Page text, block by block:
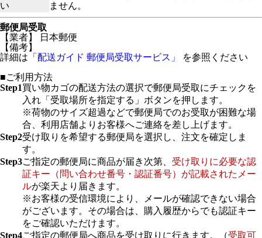
い
ません。
郵便局受取
【業者】 日本郵便
【備考】
詳細は 「配送ガイド 郵便局受取サービス」
を参照ください
■ご利用方法
Step1買い物カゴの配送方法の選択で郵便局受取にチェックを
入れ「受取場所を指定する」ボタンを押します。
※荷物のサイズ超過などで郵便局でのお受取が困難な場
合、利用店舗よりお客様へご連絡を差し上げます。
Step2受け取りを希望する郵便局を選択し、注文を確定しま
す。
Step3ご指定の郵便局に商品が届き次第、 受け取りに必要な認
証キー（問い合わせ番号・認証番号）が記載されたメー
ルが楽天より届きます。
※お客様の受信環境により、メールが確認できない場合
がございます。その場合は、購入履歴からでも認証キー
をご確認いただけます。
Step4ご指定の郵便局へ商品を受け取りに行きます。（受取可